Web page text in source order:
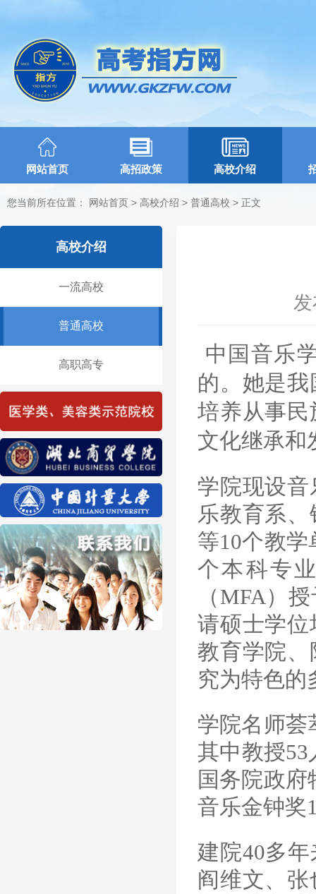
网站首页 高招政策 高校介绍
您当前所在位置： 网站首页 > 高校介绍 > 普通高校 > 正文
高校介绍
一流高校
普通高校
高职高专
中国音乐
的。她是
培养从事
文化继承和
学院现设
乐教育系
等10个教
个本科专
（MFA）
请硕士学
教育学院
究为特色的
学院名师荟
其中教授53
国务院政
音乐金钟奖
建院40多
阎维文、